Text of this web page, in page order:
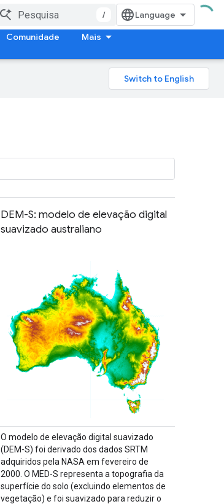
/
Comunidade Mais
DEM-S: modelo de elevação digital
suavizado australiano
O modelo de elevação digital suavizado
(DEM-S) foi derivado dos dados SRTM
adquiridos pela NASA em fevereiro de
2000. O MED-S representa a topografia da
superfície do solo (excluindo elementos de
vegetação) e foi suavizado para reduzir o